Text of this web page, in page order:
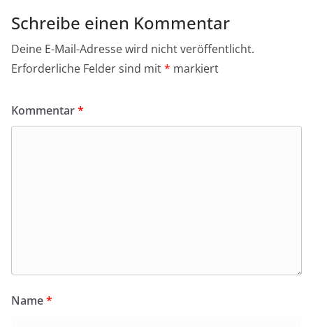
Schreibe einen Kommentar
Deine E-Mail-Adresse wird nicht veröffentlicht.
Erforderliche Felder sind mit* markiert
Kommentar*
Name*